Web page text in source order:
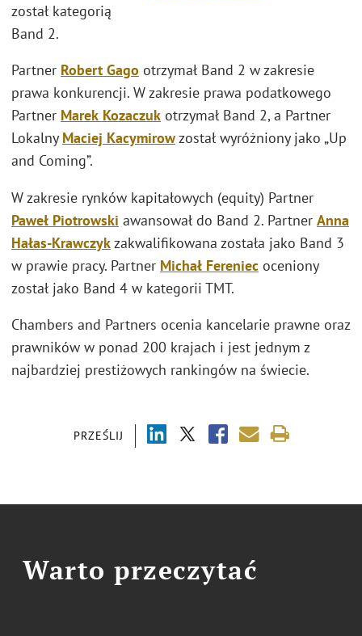
PRZEŚLIJ
został kategorią
Band 2.
Partner Robert Gago otrzymał Band 2 w zakresie
prawa konkurencji. W zakresie prawa podatkowego
Partner Marek Kozaczuk otrzymał Band 2, a Partner
Lokalny Maciej Kacymirowzostał wyróżniony jako „Up
and Coming”.
W zakresie rynków kapitałowych (equity) Partner
Paweł Piotrowski awansował do Band 2. Partner Anna
Hałas-Krawczykzakwalifikowana została jako Band 3
w prawie pracy. Partner Michał Fereniec oceniony
został jako Band 4 w kategorii TMT.
Chambers and Partners ocenia kancelarie prawne oraz
prawników w ponad 200 krajach i jest jednym z
najbardziej prestiżowych rankingów na świecie.
Warto przeczytać